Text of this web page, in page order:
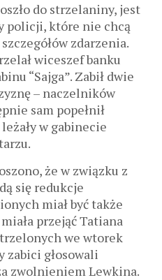
do strzelaniny, jest
policji, które nie chcą
zdarzenia.
wiceszef banku
“Sajga”. Zabił dwie
– naczelników
sam popełnił
w gabinecie
że w związku z
się redukcje
miał być także
przejąć Tatiana
we wtorek
zabici głosowali
zwolnieniem Lewkina.